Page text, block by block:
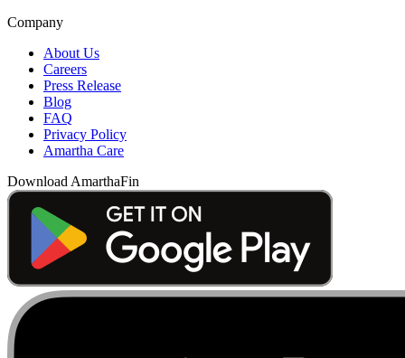
Company
About Us
Careers
Press Release
Blog
FAQ
Privacy Policy
Amartha Care
Download AmarthaFin